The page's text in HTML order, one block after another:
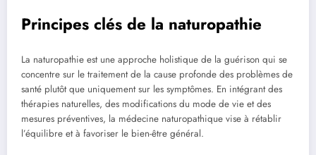
Principes clés de la naturopathie
La naturopathie est une approche holistique de la guérison qui se
concentre sur le traitement de la cause profonde des problèmes de
santé plutôt que uniquement sur les symptômes. En intégrant des
thérapies naturelles, des modifications du mode de vie et des
mesures préventives, la médecine naturopathique vise à rétablir
l’équilibre et à favoriser le bien-être général.